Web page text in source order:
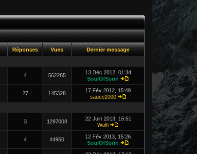
Réponses Vues Dernier message
4 562285
13 Déc 2012, 01:34
SoulOfSorin
27 145328
17 Fév 2012, 15:49
sauce2000
3 1297008
22 Juin 2013, 16:51
Wolfi
4 44950
12 Fév 2013, 15:26
SoulOfSorin